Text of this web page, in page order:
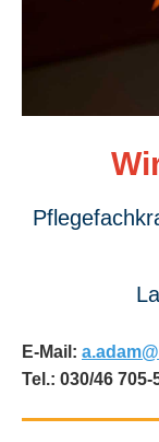
E-Mail:
Tel.: 030/46 705-